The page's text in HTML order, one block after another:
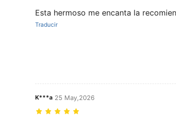
Esta hermoso me encanta la
Traducir
K***a 25 May,2026